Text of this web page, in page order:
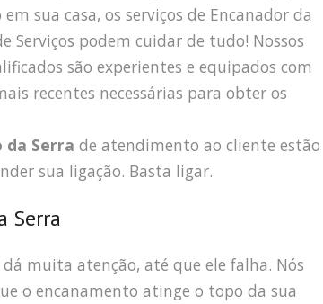
sua casa, os serviços de Encanador da
Serviços podem cuidar de tudo! Nossos
são experientes e equipados com
recentes necessárias para obter os
da Serra de atendimento ao cliente estão
sua ligação. Basta ligar.
Serra
muita atenção, até que ele falha. Nós
o encanamento atinge o topo da sua